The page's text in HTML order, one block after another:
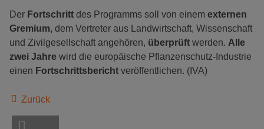
Der Fortschritt des Programms soll von einem externen
Gremium, dem Vertreter aus Landwirtschaft, Wissenschaft
und Zivilgesellschaft angehören, überprüft werden. Alle
zwei Jahre wird die europäische Pflanzenschutz-Industrie
einen Fortschrittsbericht veröffentlichen. (IVA)
Zurück